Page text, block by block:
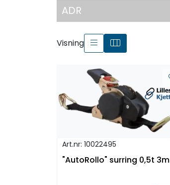
ADR
Visning
Art.nr: 10022495
"AutoRollo" surring 0,5t 3m